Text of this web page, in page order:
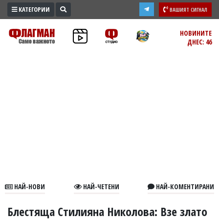
ПРОМО
ЗОНА
В
КАТЕГОРИИ ВАШИЯТ СИГНАЛ
НОВИНИТЕ
ДНЕС: 46
НАЙ-НОВИ НАЙ-ЧЕТЕНИ НАЙ-КОМЕНТИРАНИ
Блестяща Стилияна Николова: Взе злато